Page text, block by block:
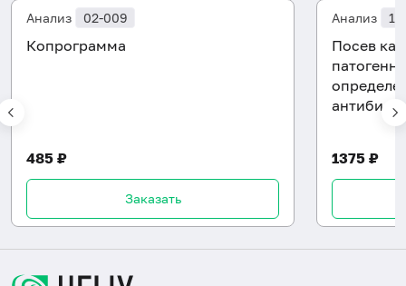
Анализ 02-009
Копрограмма
485 ₽
Заказать
Анализ
Посев
1375 ₽